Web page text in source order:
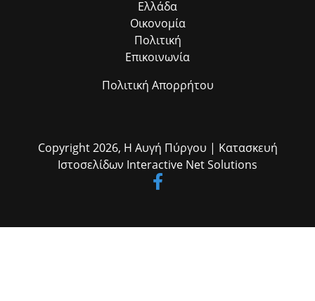
Ελλάδα
Οικονομία
Πολιτική
Επικοινωνία
Πολιτική Απορρήτου
Copyright 2026, Η Αυγή Πύργου | Κατασκευή
Ιστοσελίδων Interactive Net Solutions